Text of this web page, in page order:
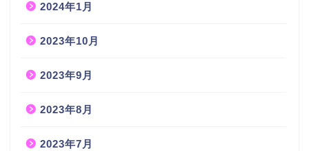
2024年1月
2023年10月
2023年9月
2023年8月
2023年7月